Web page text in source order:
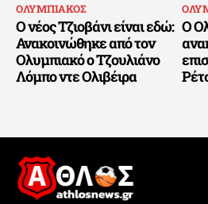
ΟΛΥΜΠΙΑΚΟΣ
Ο νέος Τζιοβάνι είναι εδώ:
Ανακοινώθηκε από τον
Ολυμπιακό ο Τζουλιάνο
Λόμπο ντε Ολιβέιρα
Ο